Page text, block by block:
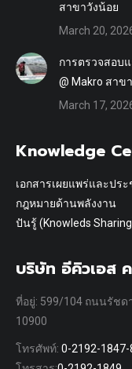
สาขาวังน้อย
March 20,
การตรวจสอบ
@ Makro สาข
March 17,
Knowledge
เอกสารเผยแพร่และปร
กฎหมายด้านพลังงาน
ปันรู้ (Knowleds
บริษัท อีคิวเอส
ที่อยู่: 599/104 ถนนรัชด
10900
โทรศัพท์: 0-2192-1847-